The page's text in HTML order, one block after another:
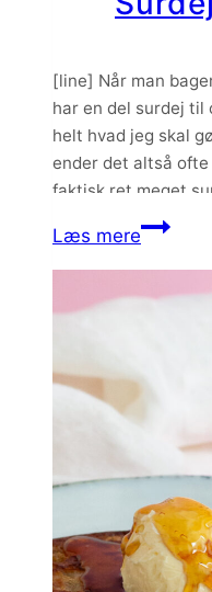
[line] Når man
har en del surdej til
helt hvad jeg skal
ender det altså
faktisk ret meget
skraldespanden,
Læs mere